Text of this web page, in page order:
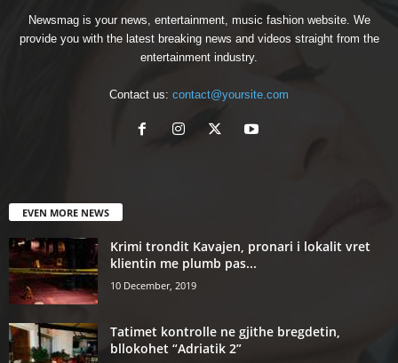
Newsmag is your news, entertainment, music fashion website. We
provide you with the latest breaking news and videos straight from the
entertainment industry.
Contact us: contact@yoursite.com
EVEN MORE NEWS
Krimi trondit Kavajen, pronari i lokalit vret
klientin me plumb pas...
10 December, 2019
Tatimet kontrolle ne gjithe bregdetin,
bllokohet “Adriatik 2”